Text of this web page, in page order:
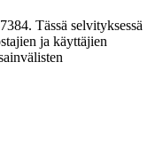
Tässä selvityksessä
ja käyttäjien